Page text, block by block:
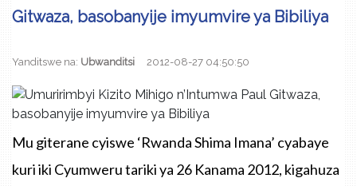
Gitwaza, basobanyije imyumvire ya Bibiliya
Yanditswe na: Ubwanditsi 2012-08-27 04:50:50
Mu giterane cyiswe ‘Rwanda Shima Imana’ cyabaye
kuri iki Cyumweru tariki ya 26 Kanama 2012, kigahuza